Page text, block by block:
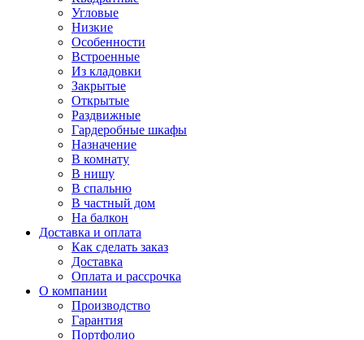
Угловые
Низкие
Особенности
Встроенные
Из кладовки
Закрытые
Открытые
Раздвижные
Гардеробные шкафы
Назначение
В комнату
В нишу
В спальню
В частный дом
На балкон
Доставка и оплата
Как сделать заказ
Доставка
Оплата и рассрочка
О компании
Производство
Гарантия
Портфолио